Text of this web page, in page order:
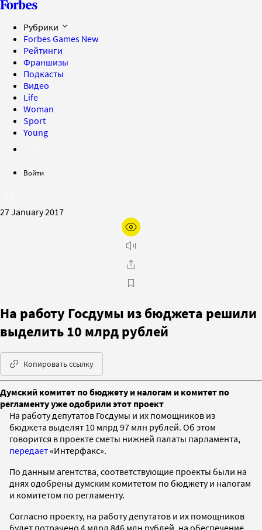
Рубрики
Forbes Games New
Рейтинги
Франшизы
Подкасты
Видео
Life
Woman
Sport
Young
Войти
27 January 2017
На работу Госдумы из бюджета решили
выделить 10 млрд рублей
Копировать ссылку
Думский комитет по бюджету и налогам и комитет по
регламенту уже одобрили этот проект
На работу депутатов Госдумы и их помощников из
бюджета выделят 10 млрд 97 млн рублей. Об этом
говорится в проекте сметы нижней палаты парламента,
передает«Интерфакс».
По данным агентства, соответствующие проекты были на
днях одобрены думским комитетом по бюджету и налогам
и комитетом по регламенту.
Согласно проекту, на работу депутатов и их помощников
будет потрачено 4 млрд 846 млн рублей, на обеспечение